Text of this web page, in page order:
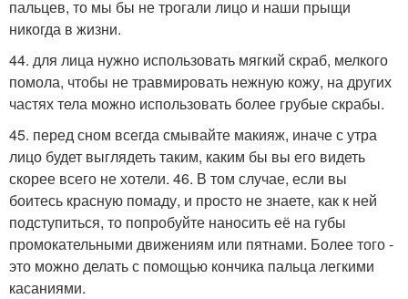
пальцев, то мы бы не трогали лицо и наши прыщи
никогда в жизни.
44. для лица нужно использовать мягкий скраб, мелкого
помола, чтобы не травмировать нежную кожу, на других
частях тела можно использовать более грубые скрабы.
45. перед сном всегда смывайте макияж, иначе с утра
лицо будет выглядеть таким, каким бы вы его видеть
скорее всего не хотели. 46. В том случае, если вы
боитесь красную помаду, и просто не знаете, как к ней
подступиться, то попробуйте наносить её на губы
промокательными движениям или пятнами. Более того -
это можно делать с помощью кончика пальца легкими
касаниями.